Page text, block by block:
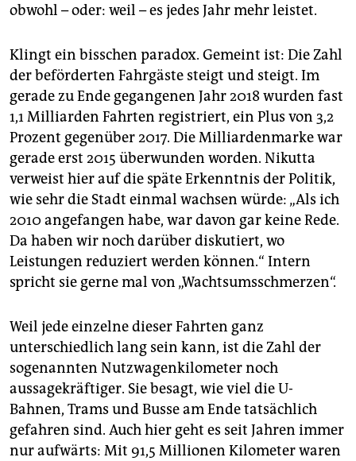
obwohl – oder: weil – es jedes Jahr mehr leistet.
Klingt ein bisschen paradox. Gemeint ist: Die Zahl
der beförderten Fahrgäste steigt und steigt. Im
gerade zu Ende gegangenen Jahr 2018 wurden fast
1,1 Milliarden Fahrten registriert, ein Plus von 3,2
Prozent gegenüber 2017. Die Milliardenmarke war
gerade erst 2015 überwunden worden. Nikutta
verweist hier auf die späte Erkenntnis der Politik,
wie sehr die Stadt einmal wachsen würde: „Als ich
2010 angefangen habe, war davon gar keine Rede.
Da haben wir noch darüber diskutiert, wo
Leistungen reduziert werden können.“ Intern
spricht sie gerne mal von „Wachtsumsschmerzen“.
Weil jede einzelne dieser Fahrten ganz
unterschiedlich lang sein kann, ist die Zahl der
sogenannten Nutzwagenkilometer noch
aussagekräftiger. Sie besagt, wie viel die U-
Bahnen, Trams und Busse am Ende tatsächlich
gefahren sind. Auch hier geht es seit Jahren immer
nur aufwärts: Mit 91,5 Millionen Kilometer waren